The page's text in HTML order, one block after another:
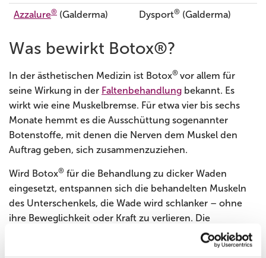
Azzalure® (Galderma) Dysport® (Galderma)
Was bewirkt Botox®?
In der ästhetischen Medizin ist Botox® vor allem für
seine Wirkung in der Faltenbehandlung bekannt. Es
wirkt wie eine Muskelbremse. Für etwa vier bis sechs
Monate hemmt es die Ausschüttung sogenannter
Botenstoffe, mit denen die Nerven dem Muskel den
Auftrag geben, sich zusammenzuziehen.
Wird Botox® für die Behandlung zu dicker Waden
eingesetzt, entspannen sich die behandelten Muskeln
des Unterschenkels, die Wade wird schlanker – ohne
ihre Beweglichkeit oder Kraft zu verlieren. Die
Behandlung mit Botulinum darf nur von Medizinern